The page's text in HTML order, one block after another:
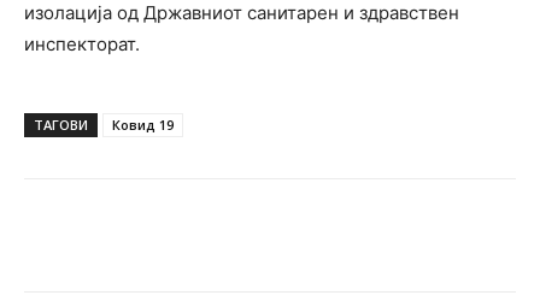
изолација од Државниот санитарен и здравствен
инспекторат.
ТАГОВИ Ковид 19